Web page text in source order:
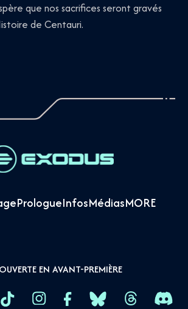
que nos sacrifices seront gravés
de Centauri.
PrologueInfosMédiasMORE
EN AVANT-PREMIÈRE